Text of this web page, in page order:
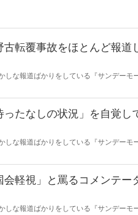
転覆事故をほとんど報道
しな報道ばかりをしている『サンデーモ
たなしの状況」を自覚し
しな報道ばかりをしている『サンデーモ
軽視」と罵るコメンテー
しな報道ばかりをしている『サンデーモ